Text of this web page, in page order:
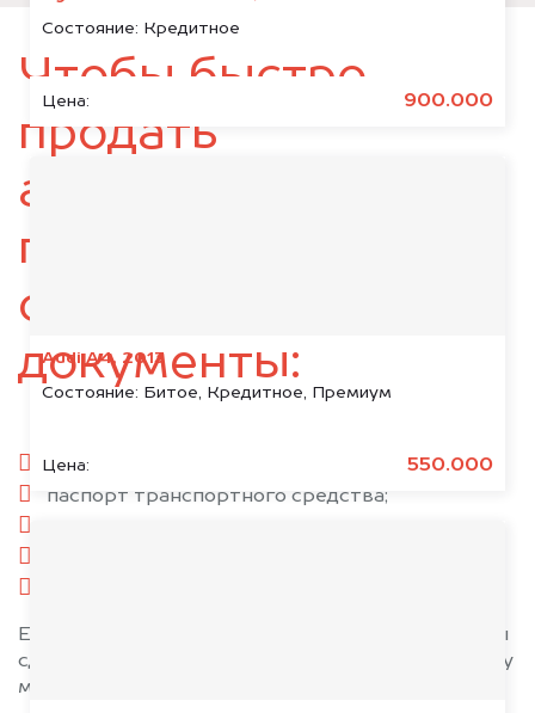
Состояние: Кредитное
Цена: 900.000
Audi A4, 2013
Состояние: Битое, Кредитное, Премиум
Цена: 550.000
Чтобы быстро
продать
автомобиль,
подготовьте
следующие
документы:
паспорт гражданина РФ;
паспорт транспортного средства;
Если у вас нет всех документов, то наши юристы
сделают всё возможное, чтобы оформить сделку
максимально быстро!